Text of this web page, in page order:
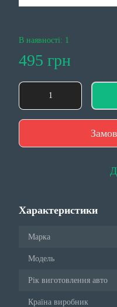
В наявності: 1
495 грн
Характеристики
Марка
Модель
Рік виготовлення авто
Країна виробник